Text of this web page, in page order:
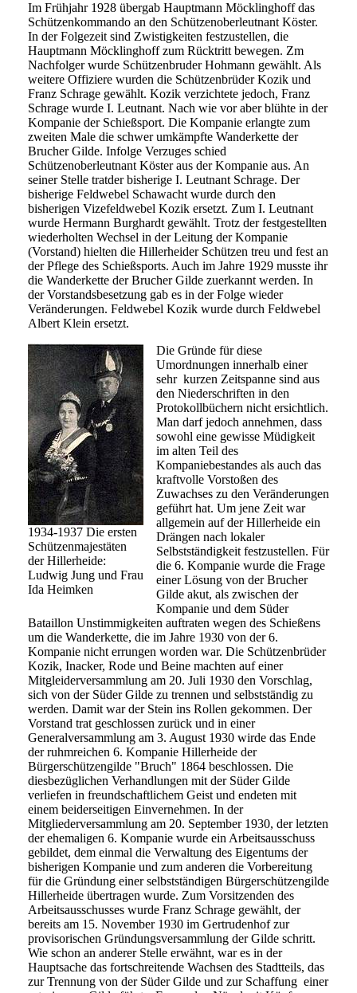
Im Frühjahr 1928 übergab Hauptmann Möcklinghoff das
Schützenkommando an den Schützenoberleutnant Köster.
In der Folgezeit sind Zwistigkeiten festzustellen, die
Hauptmann Möcklinghoff zum Rücktritt bewegen. Zm
Nachfolger wurde Schützenbruder Hohmann gewählt. Als
weitere Offiziere wurden die Schützenbrüder Kozik und
Franz Schrage gewählt. Kozik verzichtete jedoch, Franz
Schrage wurde I. Leutnant. Nach wie vor aber blühte in der
Kompanie der Schießsport. Die Kompanie erlangte zum
zweiten Male die schwer umkämpfte Wanderkette der
Brucher Gilde. Infolge Verzuges schied
Schützenoberleutnant Köster aus der Kompanie aus. An
seiner Stelle tratder bisherige I. Leutnant Schrage. Der
bisherige Feldwebel Schawacht wurde durch den
bisherigen Vizefeldwebel Kozik ersetzt. Zum I. Leutnant
wurde Hermann Burghardt gewählt. Trotz der festgestellten
wiederholten Wechsel in der Leitung der Kompanie
(Vorstand) hielten die Hillerheider Schützen treu und fest an
der Pflege des Schießsports. Auch im Jahre 1929 musste ihr
die Wanderkette der Brucher Gilde zuerkannt werden. In
der Vorstandsbesetzung gab es in der Folge wieder
Veränderungen. Feldwebel Kozik wurde durch Feldwebel
Albert Klein ersetzt.
1934-1937 Die ersten
Schützenmajestäten
der Hillerheide:
Ludwig Jung und Frau
Ida Heimken
Die Gründe für diese
Umordnungen innerhalb einer
sehr kurzen Zeitspanne sind aus
den Niederschriften in den
Protokollbüchern nicht ersichtlich.
Man darf jedoch annehmen, dass
sowohl eine gewisse Müdigkeit
im alten Teil des
Kompaniebestandes als auch das
kraftvolle Vorstoßen des
Zuwachses zu den Veränderungen
geführt hat. Um jene Zeit war
allgemein auf der Hillerheide ein
Drängen nach lokaler
Selbstständigkeit festzustellen. Für
die 6. Kompanie wurde die Frage
einer Lösung von der Brucher
Gilde akut, als zwischen der
Kompanie und dem Süder
Bataillon Unstimmigkeiten auftraten wegen des Schießens
um die Wanderkette, die im Jahre 1930 von der 6.
Kompanie nicht errungen worden war. Die Schützenbrüder
Kozik, Inacker, Rode und Beine machten auf einer
Mitgleiderversammlung am 20. Juli 1930 den Vorschlag,
sich von der Süder Gilde zu trennen und selbstständig zu
werden. Damit war der Stein ins Rollen gekommen. Der
Vorstand trat geschlossen zurück und in einer
Generalversammlung am 3. August 1930 wirde das Ende
der ruhmreichen 6. Kompanie Hillerheide der
Bürgerschützengilde "Bruch" 1864 beschlossen. Die
diesbezüglichen Verhandlungen mit der Süder Gilde
verliefen in freundschaftlichem Geist und endeten mit
einem beiderseitigen Einvernehmen. In der
Mitgliederversammlung am 20. September 1930, der letzten
der ehemaligen 6. Kompanie wurde ein Arbeitsausschuss
gebildet, dem einmal die Verwaltung des Eigentums der
bisherigen Kompanie und zum anderen die Vorbereitung
für die Gründung einer selbstständigen Bürgerschützengilde
Hillerheide übertragen wurde. Zum Vorsitzenden des
Arbeitsausschusses wurde Franz Schrage gewählt, der
bereits am 15. November 1930 im Gertrudenhof zur
provisorischen Gründungsversammlung der Gilde schritt.
Wie schon an anderer Stelle erwähnt, war es in der
Hauptsache das fortschreitende Wachsen des Stadtteils, das
zur Trennung von der Süder Gilde und zur Schaffung einer